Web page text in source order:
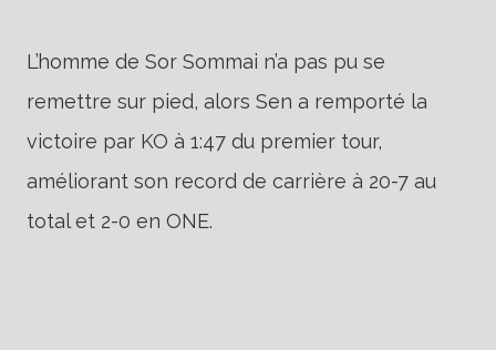
L’homme de Sor Sommai n’a pas pu se
remettre sur pied, alors Sen a remporté la
victoire par KO à 1:47 du premier tour,
améliorant son record de carrière à 20-7 au
total et 2-0 en ONE.